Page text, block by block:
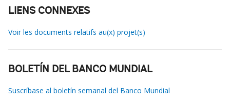
LIENS CONNEXES
Voir les documents relatifs au(x) projet(s)
BOLETÍN DEL BANCO MUNDIAL
Suscríbase al boletín semanal del Banco Mundial